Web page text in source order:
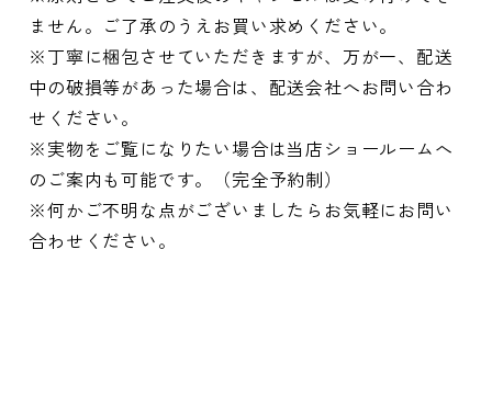
ません。ご了承のうえお買い求めください。
※丁寧に梱包させていただきますが、万が一、配送
中の破損等があった場合は、配送会社へお問い合わ
せください。
※実物をご覧になりたい場合は当店ショールームへ
のご案内も可能です。（完全予約制）
※何かご不明な点がございましたらお気軽にお問い
合わせください。